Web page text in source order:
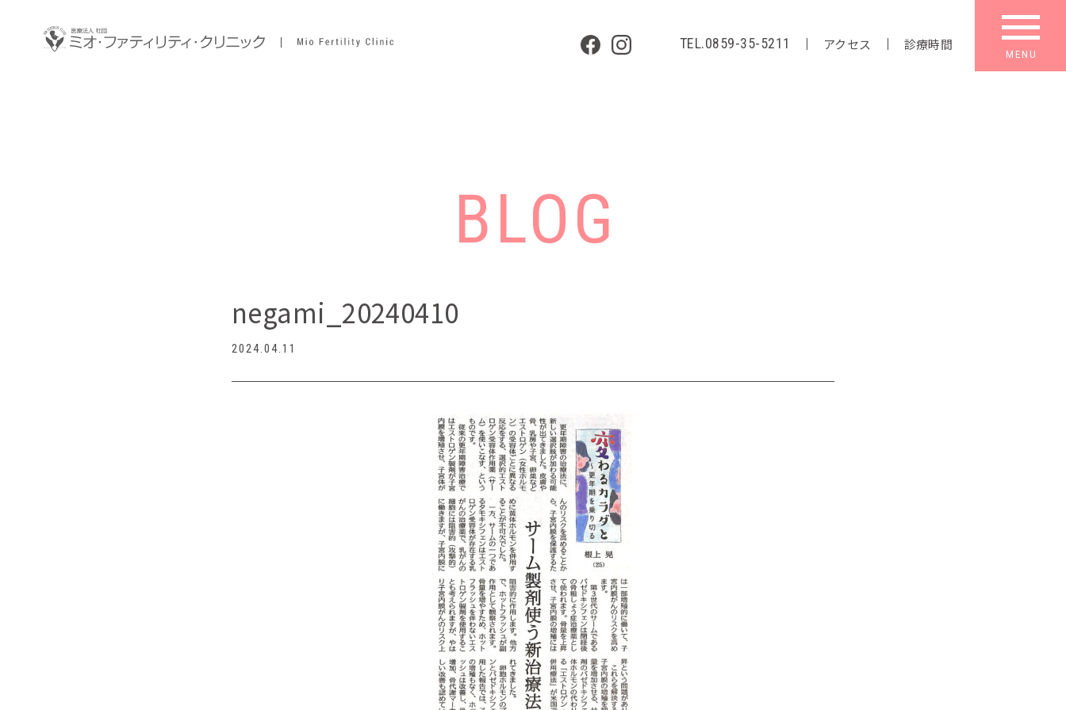
TEL.0859-35-5211 アクセス 診療時間
BLOG
negami_20240410
2024.04.11